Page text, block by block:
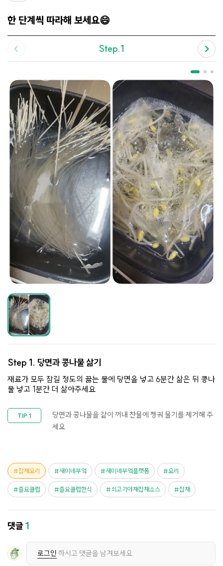
한 단계씩 따라해 보세요😄
Step.1
Step 1. 당면과 콩나물 삶기
재료가 모두 잠길 정도의 끓는 물에 당면을 넣고 6분간 삶은 뒤 콩나
물 넣고 1분간 더 삶아주세요
당면과 콩나물을 같이 꺼내 찬물에 쳉궈 물기를 제거해 주
세요
잡채요리 새미네부엌 새미네부엌플랫폼 요리
즐요클럽 즐요클럽한식 쇠고기야채잡채소스 잡채
댓글1
로그인 하시고 댓글을 남겨보세요.